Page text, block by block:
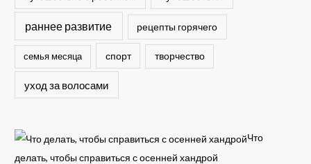
раннее развитие рецепты горячего
семья месяца спорт творчество
уход за волосами
Что
делать, чтобы справиться с осенней хандрой